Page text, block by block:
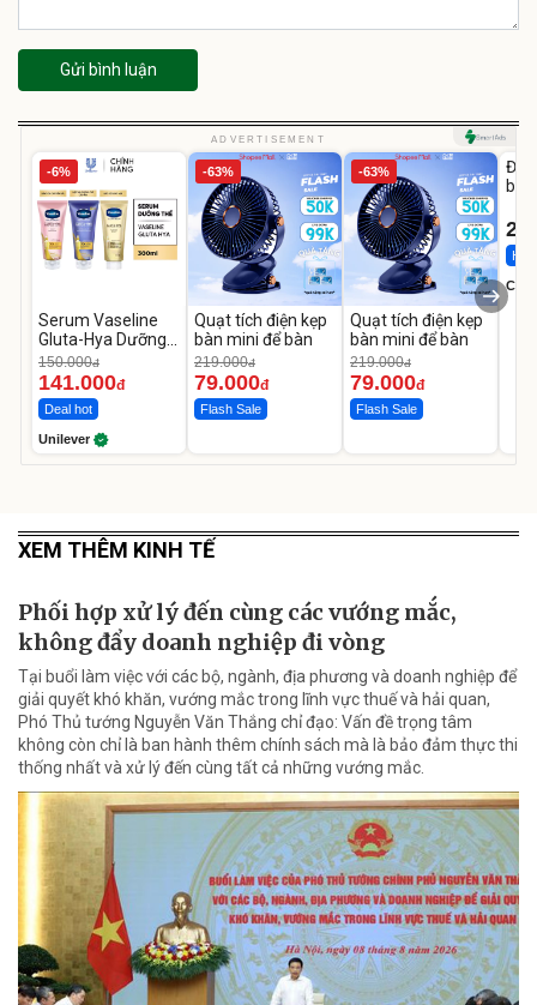
Gửi bình luận
ADVERTISEMENT
-6%
Serum Vaseline
Gluta-Hya Dưỡng
Da Sáng Mịn Sau 7
Ngày
150.000đ
141.000đ
Deal hot
Unilever
-63%
Quạt tích điện kẹp
bàn mini để bàn
219.000đ
79.000đ
Flash Sale
-63%
Quạt tích điện kẹp
bàn mini để bàn
219.000đ
79.000đ
Flash Sale
Đai
bé
Hot
XEM THÊM KINH TẾ
Phối hợp xử lý đến cùng các vướng mắc,
không đẩy doanh nghiệp đi vòng
Tại buổi làm việc với các bộ, ngành, địa phương và doanh nghiệp để
giải quyết khó khăn, vướng mắc trong lĩnh vực thuế và hải quan,
Phó Thủ tướng Nguyễn Văn Thắng chỉ đạo: Vấn đề trọng tâm
không còn chỉ là ban hành thêm chính sách mà là bảo đảm thực thi
thống nhất và xử lý đến cùng tất cả những vướng mắc.